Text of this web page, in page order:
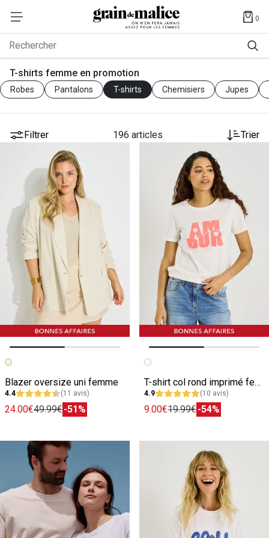
0
Rechercher
T-shirts femme en promotion
Robes Pantalons T-shirts Chemisiers Jupes
Filtrer 196 articles Trier
Image précédente
Image suivante
Blazer oversize uni femme
4.4 (11 avis)
24.00€49.99€-51%
Image précédente
Image suivante
T-shirt col rond imprimé femme
4.9 (10 avis)
9.00€19.99€-54%